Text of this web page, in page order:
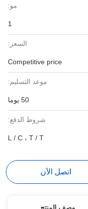
مو:
السعر:
Competitive price
موعد التسليم:
50 يوما
شروط الدفع:
L / C ، T / T
اتصل الآن